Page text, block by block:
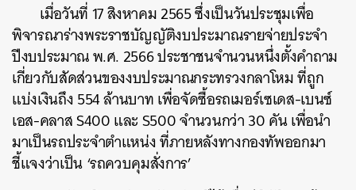
เมื่อวันที่ 17 สิงหาคม 2565 ซึ่งเป็นวันประชุมเพื่อ
พิจารณาร่างพระราชบัญญัติงบประมาณรายจ่ายประจำ
ปีงบประมาณ พ.ศ. 2566 ประชาชนจำนวนหนึ่งตั้งคำถาม
เกี่ยวกับสัดส่วนของงบประมาณกระทรวงกลาโหม ที่ถูก
แบ่งเงินถึง 554 ล้านบาท เพื่อจัดซื้อรถเมอร์เซเดส-เบนซ์
เอส-คลาส S400 และ S500 จำนวนกว่า 30 คัน เพื่อนำ
มาเป็นรถประจำตำแหน่ง ที่ภายหลังทางกองทัพออกมา
ชี้แจงว่าเป็น ‘รถควบคุมสั่งการ’
ค้นหา
SHARE TWEET